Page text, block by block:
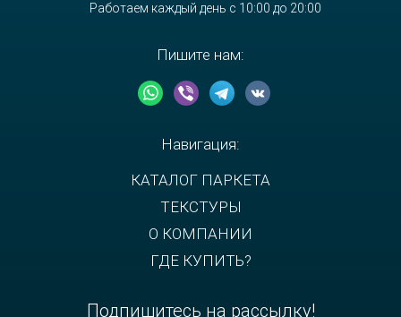
Работаем каждый день с 10:00 до 20:00
Пишите нам:
Подпишитесь на рассылку!
Навигация:
КАТАЛОГ ПАРКЕТА
ТЕКСТУРЫ
О КОМПАНИИ
ГДЕ КУПИТЬ?